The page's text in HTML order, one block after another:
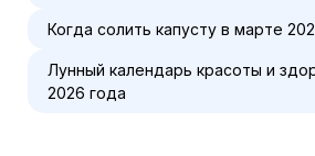
Когда солить капусту в марте
Лунный календарь красоты и
2026 года